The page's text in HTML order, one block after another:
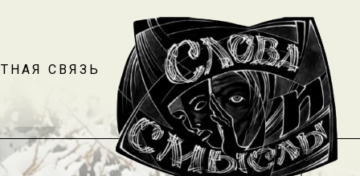
СВЯЗЬ